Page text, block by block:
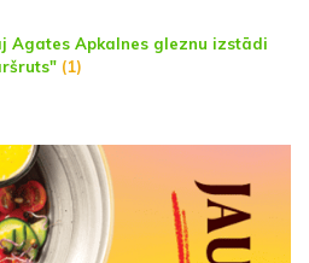
Agates Apkalnes gleznu izstādi
(1)